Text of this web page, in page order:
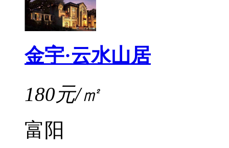
金宇·云水山居
180元/㎡
富阳